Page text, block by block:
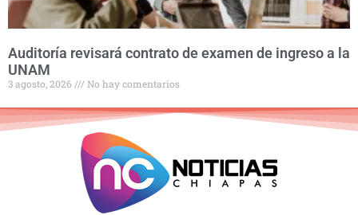
Auditoría revisará contrato de examen de ingreso a la
UNAM
3 agosto, 2026 No hay comentarios